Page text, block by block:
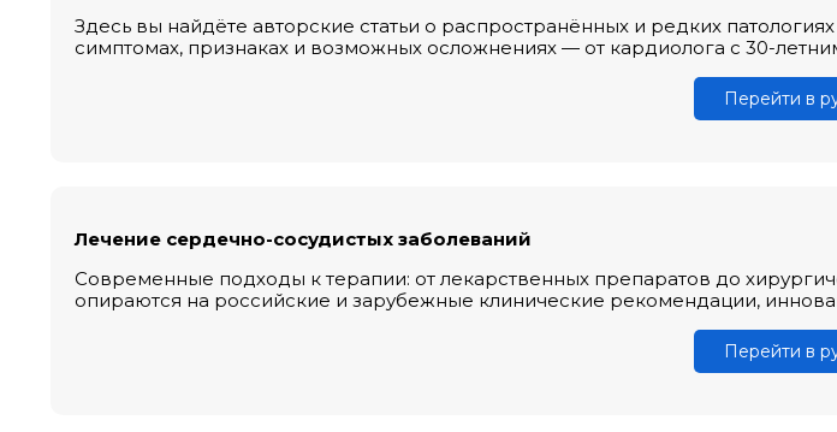
Здесь вы найдёте авторские статьи о распространённых и редких
симптомах, признаках и возможных осложнениях — от кардиолога с 30-
Перейти в
Лечение сердечно-сосудистых заболеваний
Современные подходы к терапии: от лекарственных препаратов до
опираются на российские и зарубежные клинические рекомендации,
Перейти в